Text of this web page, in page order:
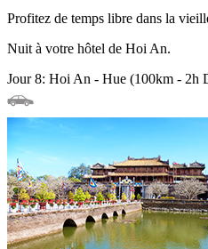
Profitez de temps libre dans la
Nuit à votre hôtel de Hoi An.
Jour 8: Hoi An - Hue (100km - 2h